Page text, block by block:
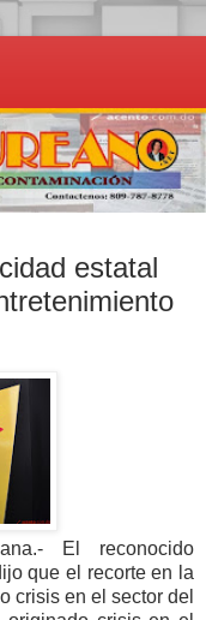
estatal
El reconocido
que el recorte en la
crisis en el sector del